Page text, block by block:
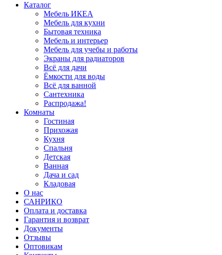
Каталог
Мебель ИКЕА
Мебель для кухни
Бытовая техника
Мебель и интерьер
Мебель для учебы и работы
Экраны для радиаторов
Всё для дачи
Ёмкости для воды
Всё для ванной
Сантехника
Распродажа!
Комнаты
Гостиная
Прихожая
Кухня
Спальня
Детская
Ванная
Дача и сад
Кладовая
О нас
САНРИКО
Оплата и доставка
Гарантия и возврат
Документы
Отзывы
Оптовикам